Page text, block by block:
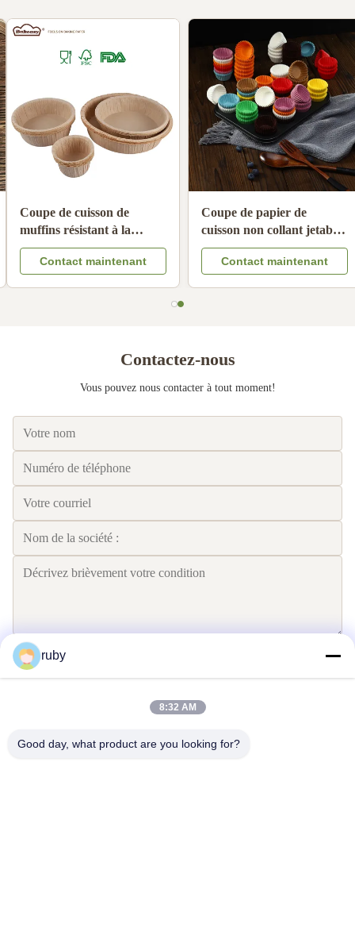
Produits alimentaires non
blanchis Filtres à goutte à
goutte à main Filtres à café
résistants à l'huile Filtre à
Contact maintenant
Coupe en papier de
cuisson résistante aux
températures élevées, non
collante, doublure jetable
Contact maintenant
Contactez-nous
Vous pouvez nous contacter à tout moment!
ruby
8:32 AM
Good day, what product are you looking for?